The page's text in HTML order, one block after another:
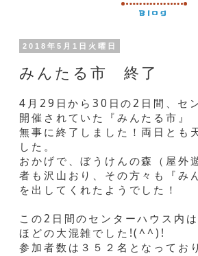
Blog
2018年5月1日火曜日
みんたる市 終了
4月29日から30日の2日間、セ
開催されていた『みんたる市』
無事に終了しました！両日とも
した。
おかげで、ぼうけんの森（屋外
者も沢山おり、その方々も『み
を出してくれたようでした！
この2日間のセンターハウス内
ほどの大混雑でした!(^^)!
参加者数は３５２名となってお